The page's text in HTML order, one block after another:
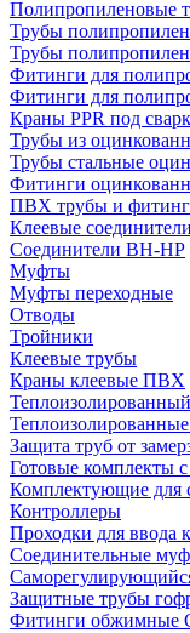
Полипропиленовые
Трубы
Трубы
Фитинги для
Фитинги для
Краны PPR под
Трубы из
Трубы стальные
Фитинги
ПВХ трубы и
Клеевые соединители
Соединители ВН-НР
Муфты
Муфты переходные
Отводы
Тройники
Клеевые трубы
Краны клеевые ПВХ
Защита труб от
Готовые комплекты
Комплектующие для
Контроллеры
Проходки для ввода
Соединительные
Защитные трубы
Фитинги обжимные